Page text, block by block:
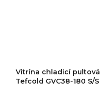
Vitrína chladicí pultová
Tefcold GVC38-180 S/S